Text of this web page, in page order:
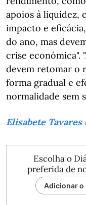
apoios à liquidez,
impacto e
do ano, mas
crise económica".
devem retomar o
forma gradual e
normalidade sem
Elisabete
Escolha o
preferida de
Adicionar o